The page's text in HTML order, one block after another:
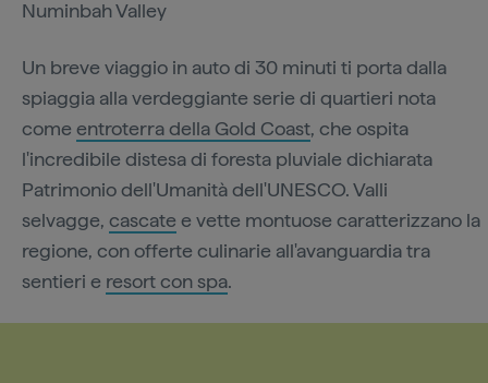
Numinbah Valley
Un breve viaggio in auto di 30 minuti ti porta dalla
spiaggia alla verdeggiante serie di quartieri nota
come entroterra della Gold Coast, che ospita
l'incredibile distesa di foresta pluviale dichiarata
Patrimonio dell'Umanità dell'UNESCO. Valli
selvagge, cascate e vette montuose caratterizzano la
regione, con offerte culinarie all'avanguardia tra
sentieri e resort con spa.